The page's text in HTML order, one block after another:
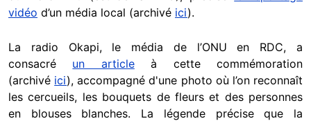
vidéo d’un média local (archivé ici).
La radio Okapi, le média de l’ONU en RDC, a
consacré un articleà cette commémoration
(archivé ici), accompagné d'une photo où l’on reconnaît
les cercueils, les bouquets de fleurs et des personnes
en blouses blanches. La légende précise que la